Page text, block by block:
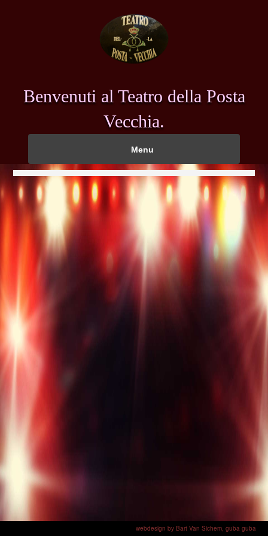
Benvenuti al Teatro della Posta
Vecchia.
Menu
webdesign by Bart Van Sichem, guba guba